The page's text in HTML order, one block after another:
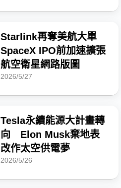
Starlink再奪美航大單
SpaceX IPO前加速擴張
航空衛星網路版圖
2026/5/27
Tesla永續能源大計畫轉
向 Elon Musk棄地表
改作太空供電夢
2026/5/26